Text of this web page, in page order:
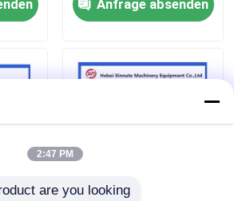
Schwing
Anfrage absenden
2:47 PM
are you looking